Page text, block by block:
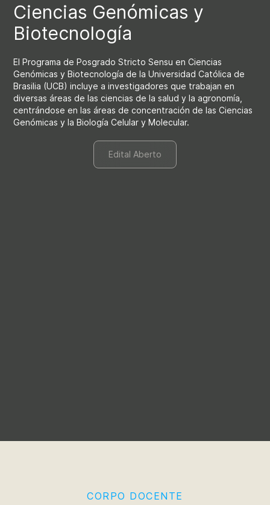
Ciencias Genómicas y
Biotecnología
El Programa de Posgrado Stricto Sensu en Ciencias
Genómicas y Biotecnología de la Universidad Católica de
Brasilia (UCB) incluye a investigadores que trabajan en
diversas áreas de las ciencias de la salud y la agronomía,
centrándose en las áreas de concentración de las Ciencias
Genómicas y la Biología Celular y Molecular.
Edital Aberto
CORPO DOCENTE